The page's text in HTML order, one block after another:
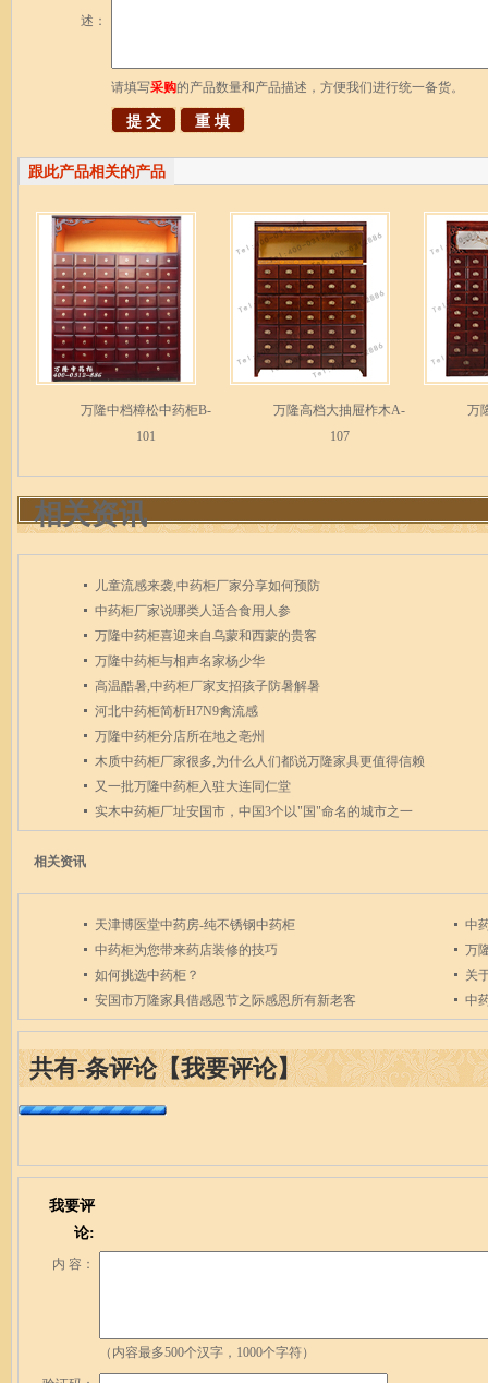
述：
请填写采购的产品数量和产品描述，方便我们进行统一备货。
跟此产品相关的产品
万隆中档樟松中药柜B-
101
万隆高档大抽屉柞木A-
107
万
相关资讯
儿童流感来袭,中药柜厂家分享如何预防
中药柜厂家说哪类人适合食用人参
万隆中药柜喜迎来自乌蒙和西蒙的贵客
万隆中药柜与相声名家杨少华
高温酷暑,中药柜厂家支招孩子防暑解暑
河北中药柜简析H7N9禽流感
万隆中药柜分店所在地之亳州
木质中药柜厂家很多,为什么人们都说万隆家具更值得信赖
又一批万隆中药柜入驻大连同仁堂
实木中药柜厂址安国市，中国3个以"国"命名的城市之一
相关资讯
天津博医堂中药房-纯不锈钢中药柜
中
中药柜为您带来药店装修的技巧
万
如何挑选中药柜？
关
安国市万隆家具借感恩节之际感恩所有新老客
共有-条评论【我要评论】
我要评
论:
内 容：
（内容最多500个汉字，1000个字符）